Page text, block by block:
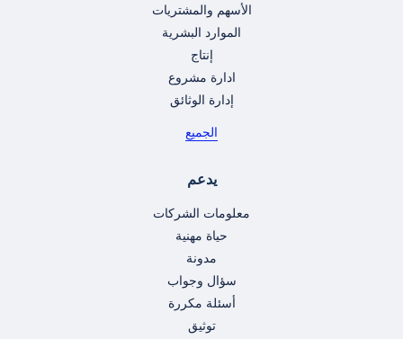
الأسهم والمشتريات
الموارد البشرية
إنتاج
ادارة مشروع
إدارة الوثائق
الجميع
يدعم
معلومات الشركات
حياة مهنية
مدونة
سؤال وجواب
أسئلة مكررة
توثيق